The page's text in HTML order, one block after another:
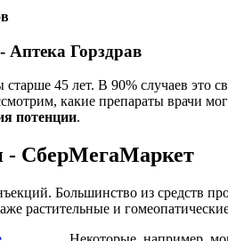
Аптека Горздрав
45 лет. В 90% случаев это
какие препараты врачи
потенции.
- СберМегаМаркет
Большинство из средств
растительные и